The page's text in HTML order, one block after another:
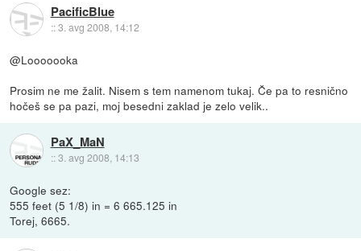
PacificBlue
::3. avg 2008, 14:12
@Looooooka
Prosim ne me žalit. Nisem s tem namenom tukaj. Če pa to resnično
hočeš se pa pazi, moj besedni zaklad je zelo velik..
PaX_MaN
::3. avg 2008, 14:13
Google sez:
555 feet (5 1/8) in = 6 665.125 in
Torej, 6665.